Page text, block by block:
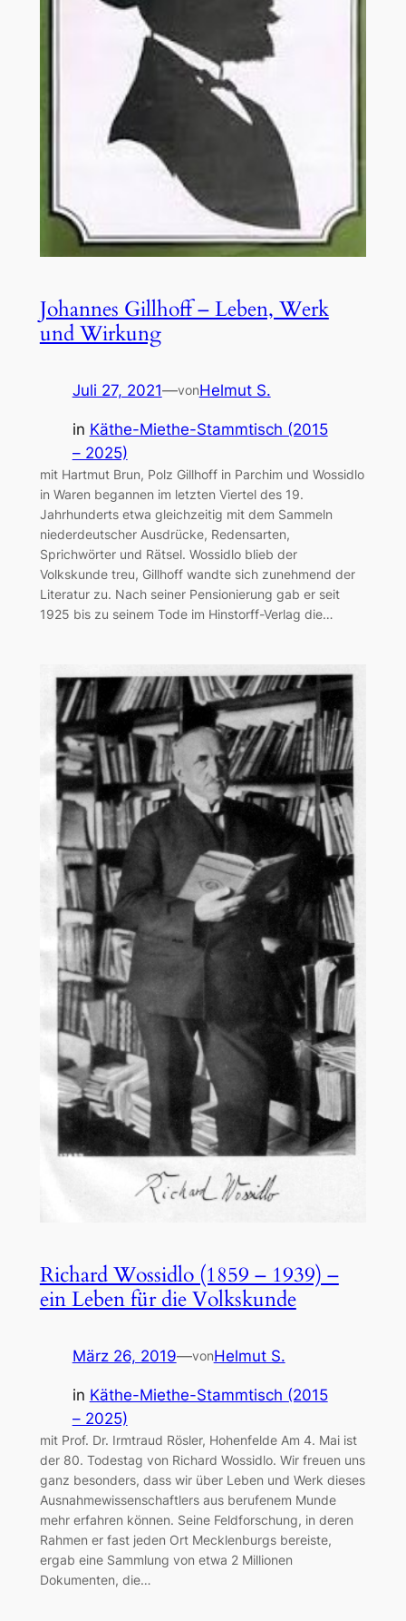
Johannes Gillhoff – Leben, Werk
und Wirkung
Juli 27, 2021—vonHelmut S.
in Käthe-Miethe-Stammtisch (2015
– 2025)
mit Hartmut Brun, Polz Gillhoff in Parchim und Wossidlo
in Waren begannen im letzten Viertel des 19.
Jahrhunderts etwa gleichzeitig mit dem Sammeln
niederdeutscher Ausdrücke, Redensarten,
Sprichwörter und Rätsel. Wossidlo blieb der
Volkskunde treu, Gillhoff wandte sich zunehmend der
Literatur zu. Nach seiner Pensionierung gab er seit
1925 bis zu seinem Tode im Hinstorff-Verlag die…
Richard Wossidlo (1859 – 1939) –
ein Leben für die Volkskunde
März 26, 2019—vonHelmut S.
in Käthe-Miethe-Stammtisch (2015
– 2025)
mit Prof. Dr. Irmtraud Rösler, Hohenfelde Am 4. Mai ist
der 80. Todestag von Richard Wossidlo. Wir freuen uns
ganz besonders, dass wir über Leben und Werk dieses
Ausnahmewissenschaftlers aus berufenem Munde
mehr erfahren können. Seine Feldforschung, in deren
Rahmen er fast jeden Ort Mecklenburgs bereiste,
ergab eine Sammlung von etwa 2 Millionen
Dokumenten, die…